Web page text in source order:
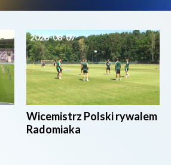
2026-08-07
Wicemistrz Polski rywalem
Radomiaka